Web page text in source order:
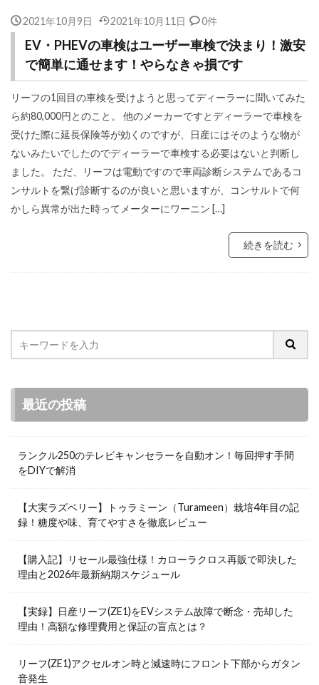
2021年10月9日 2021年10月11日 0件
EV・PHEVの車検はユーザー車検で決まり！激安
で簡単に通せます！やらなきゃ損です
リーフの1回目の車検を受けようと思ってディーラーに聞いてみた
ら約80,000円とのこと。 他のメーカーですとディーラーで車検を
受けた際に延長保険等が効くのですが、日産にはそのような物が
ないみたいでしたのでディーラーで車検する必要はないと判断し
ました。 ただ、リーフは電動ですので車両診断システムであるコ
ンサルトを繋げ診断するのが良いと思いますが、コンサルトで何
かしら異常が出た時ってメーターにワーニン […]
続きを読む
最近の投稿
ランクル250のテレビキャンセラーを自動オン！毎回押す手間
をDIYで解消
【大実ラズベリー】トゥラミーン（Turameen）栽培4年目の記
録！糖度や味、育てやすさを徹底レビュー
【購入記】リセール最強仕様！カローラクロス再販で即決した
理由と2026年最新納期スケジュール
【実録】日産リーフ(ZE1)をEVシステム故障で断念・売却した
理由！高額な修理費用と保証の盲点とは？
リーフ(ZE1)アクセルオン時と減速時にフロント下部からガタン
音発生